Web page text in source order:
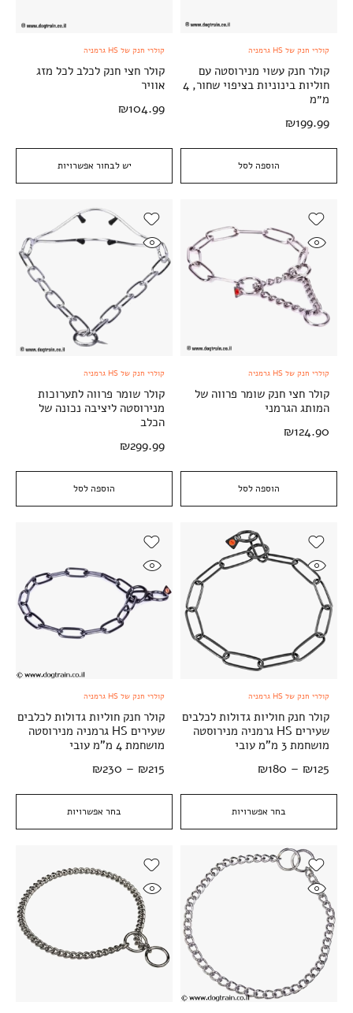
הוספה לסל
קולרי חנק של HS גרמניה
קולר חנק עשוי מנירוסטה עם
חוליות בינוניות בציפוי שחור, 4
מ״מ
₪199.99
יש לבחור אפשרויות
קולרי חנק של HS גרמניה
קולר חצי חנק לכלב לכל מזג
אוויר
₪104.99
הוספה לסל
קולרי חנק של HS גרמניה
קולר חצי חנק שומר פרווה של
המותג הגרמני
₪124.90
הוספה לסל
קולרי חנק של HS גרמניה
קולר שומר פרווה לתערוכות
מנירוסטה ליציבה נכונה של
הכלב
₪299.99
בחר אפשרויות
קולרי חנק של HS גרמניה
קולר חנק חוליות גדולות לכלבים
שעירים HS גרמניה מנירוסטה
מושחמת 3 מ"מ עובי
₪125
–
₪180
בחר אפשרויות
קולרי חנק של HS גרמניה
קולר חנק חוליות גדולות לכלבים
שעירים HS גרמניה מנירוסטה
מושחמת 4 מ"מ עובי
₪215
–
₪230